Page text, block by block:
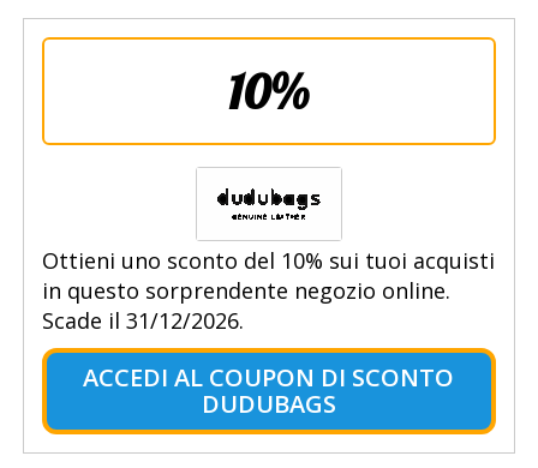
10%
Ottieni uno sconto del 10% sui tuoi acquisti
in questo sorprendente negozio online.
Scade il 31/12/2026.
ACCEDI AL COUPON DI SCONTO
DUDUBAGS